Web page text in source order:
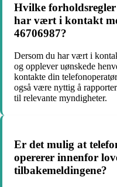
Hvilke
har vært i kontakt
46706987?
Dersom du har vært i
og opplever uønskede
kontakte din
også være nyttig å
til relevante myndigheter.
Er det mulig at
opererer innenfor
tilbakemeldingene?